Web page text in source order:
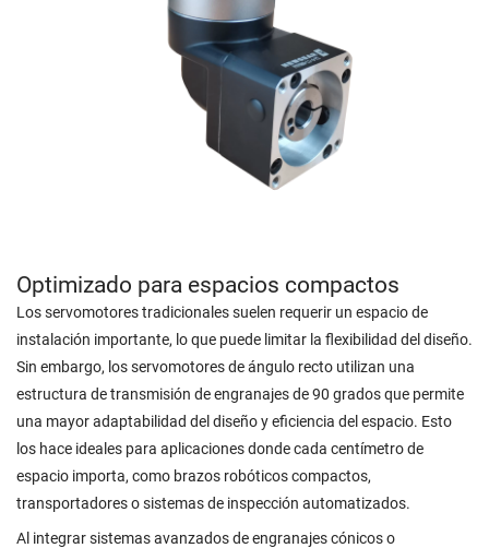
Optimizado para espacios compactos
Los servomotores tradicionales suelen requerir un espacio de
instalación importante, lo que puede limitar la flexibilidad del diseño.
Sin embargo, los servomotores de ángulo recto utilizan una
estructura de transmisión de engranajes de 90 grados que permite
una mayor adaptabilidad del diseño y eficiencia del espacio. Esto
los hace ideales para aplicaciones donde cada centímetro de
espacio importa, como brazos robóticos compactos,
transportadores o sistemas de inspección automatizados.
Al integrar sistemas avanzados de engranajes cónicos o